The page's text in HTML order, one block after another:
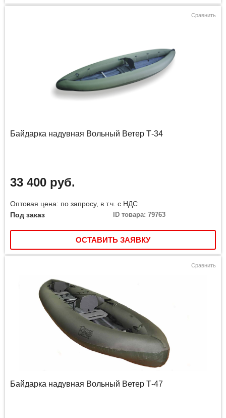
Сравнить
Байдарка надувная Вольный Ветер Т-34
33 400 руб.
Оптовая цена: по запросу, в т.ч. с НДС
Под заказ
ID товара: 79763
ОСТАВИТЬ ЗАЯВКУ
Сравнить
Байдарка надувная Вольный Ветер Т-47